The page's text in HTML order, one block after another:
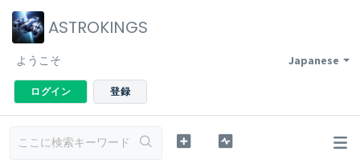
ASTROKINGS
Japanese
ようこそ
ログイン 登録